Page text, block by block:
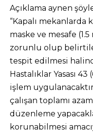
Açıklama aynen
“Kapalı mekanlarda
maske ve mesafe
zorunlu olup
tespit edilmesi
Hastalıklar Yasası
işlem
çalışan toplamı
düzenleme
korunabilmesi